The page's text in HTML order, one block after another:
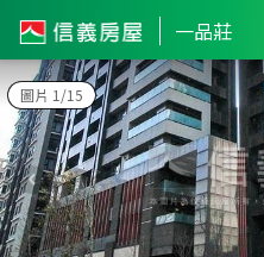
一品莊
圖片 1/15